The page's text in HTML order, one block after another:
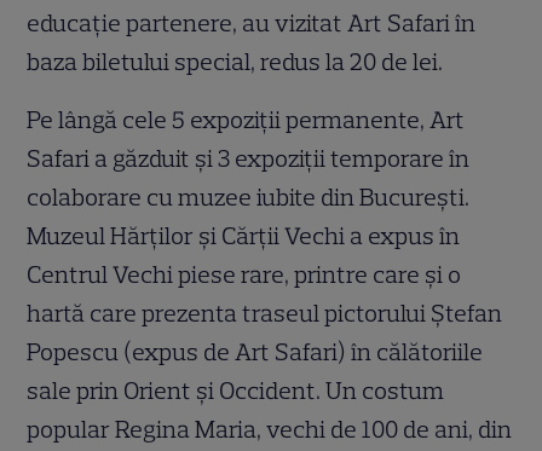
educație partenere, au vizitat Art Safari în
baza biletului special, redus la 20 de lei.
Pe lângă cele 5 expoziții permanente, Art
Safari a găzduit și 3 expoziții temporare în
colaborare cu muzee iubite din București.
Muzeul Hărților și Cărții Vechi a expus în
Centrul Vechi piese rare, printre care și o
hartă care prezenta traseul pictorului Ștefan
Popescu (expus de Art Safari) în călătoriile
sale prin Orient și Occident. Un costum
popular Regina Maria, vechi de 100 de ani, din